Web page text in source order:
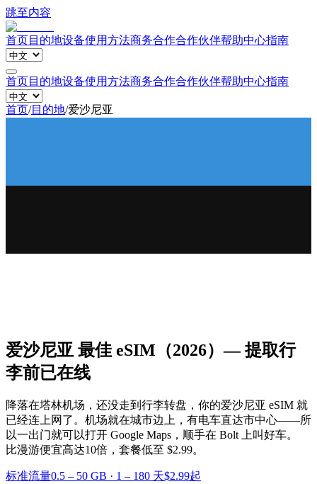
跳至内容
首页目的地设备使用方法商务合作合作伙伴帮助中心指南
首页目的地设备使用方法商务合作合作伙伴帮助中心指南
首页/目的地/爱沙尼亚
爱沙尼亚 最佳 eSIM （2026）— 提取行
李前已在线
降落在塔林机场，还没走到行李转盘，你的爱沙尼亚 eSIM 就
已经连上网了。机场就在城市边上，有电车直达市中心——所
以一出门就可以打开 Google Maps，顺手在 Bolt 上叫好车。
比漫游便宜高达10倍，套餐低至 $2.99。
标准流量0.5 – 50 GB · 1 – 180 天$2.99起